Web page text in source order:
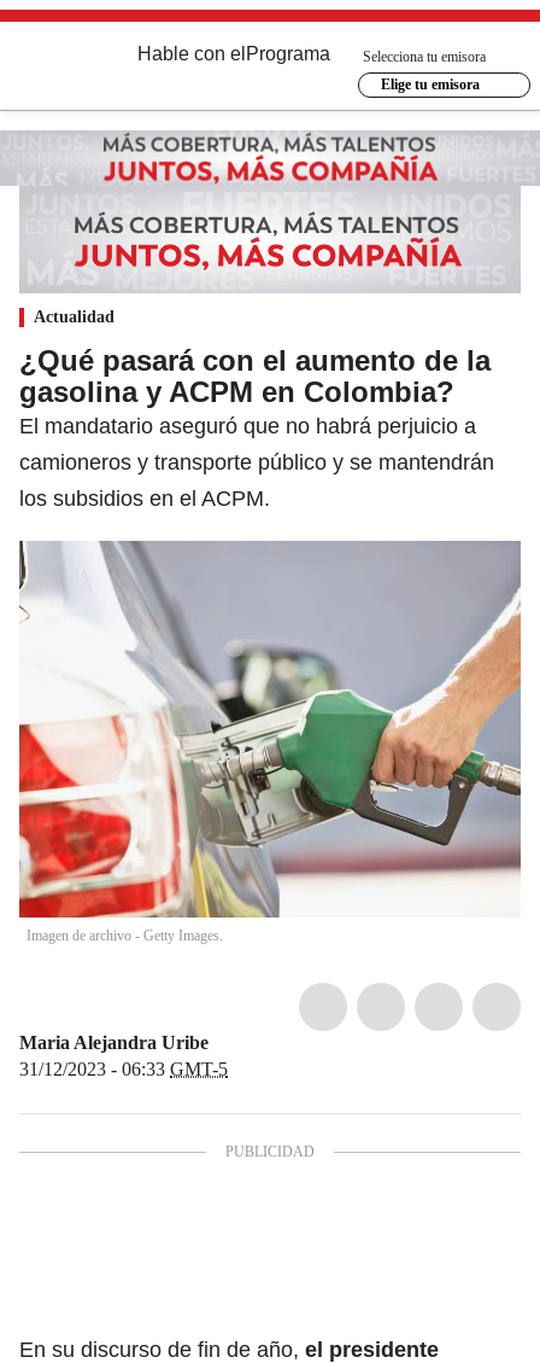
Hable con el Programa
Selecciona tu emisora
Elige tu emisora
Actualidad
¿Qué pasará con el aumento de la
gasolina y ACPM en Colombia?
El mandatario aseguró que no habrá perjuicio a
camioneros y transporte público y se mantendrán
los subsidios en el ACPM.
Imagen de archivo - Getty Images.
Maria Alejandra Uribe
31/12/2023 - 06:33 GMT-5
En su discurso de fin de año, el presidente